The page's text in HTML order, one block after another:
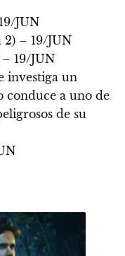
JUN
2) – 19/JUN
19/JUN
investiga un
conduce a uno de
de su